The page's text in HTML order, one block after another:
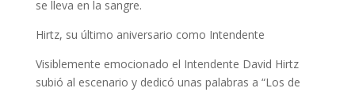
se lleva en la sangre.
Hirtz, su último aniversario como Intendente
Visiblemente emocionado el Intendente David Hirtz
subió al escenario y dedicó unas palabras a “Los de